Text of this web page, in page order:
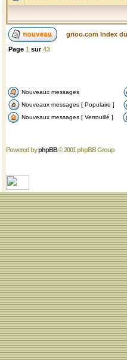
grioo.com Index
Page 1 sur43
Nouveaux messages
Nouveaux messages [ Populaire ]
Nouveaux messages [ Verrouillé ]
Powered byphpBB© 2001 phpBB Group